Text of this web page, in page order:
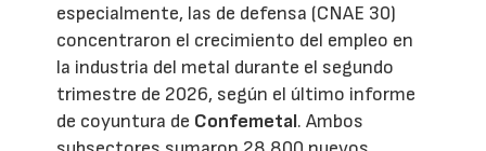
especialmente, las de defensa (CNAE 30)
concentraron el crecimiento del empleo en
la industria del metal durante el segundo
trimestre de 2026, según el último informe
de coyuntura de Confemetal. Ambos